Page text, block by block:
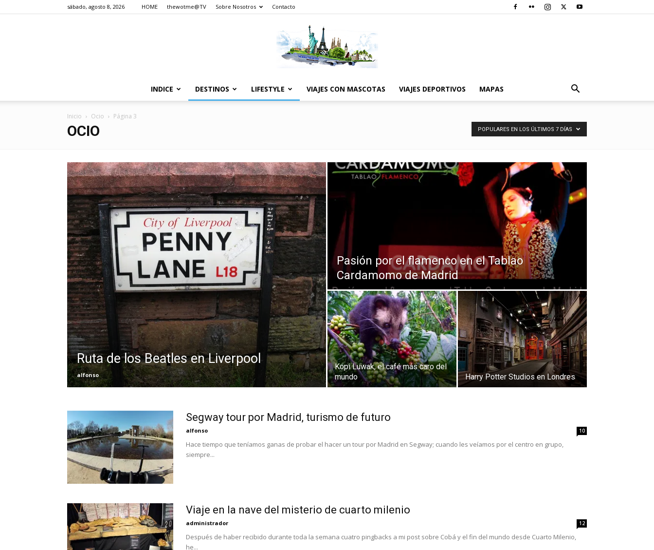
sábado, agosto 8, 2026 HOME thewotme@TV Sobre Nosotros Contacto
The
World
My
Eyes
INDICE DESTINOS LIFESTYLE VIAJES CON MASCOTAS VIAJES DEPORTIVOS MAPAS
Inicio Ocio Página 3
OCIO POPULARES EN LOS ÚLTIMOS 7 DÍAS
Ruta de los Beatles en Liverpool
alfonso
Pasión por el flamenco en el Tablao
Cardamomo de Madrid
Kopi Luwak, el café más caro del
mundo
Harry Potter Studios en Londres
Segway tour por Madrid, turismo de futuro
alfonso 10
Hace tiempo que teníamos ganas de probar el hacer un tour por Madrid en Segway; cuando les veíamos por el centro en grupo,
siempre...
Viaje en la nave del misterio de cuarto milenio
administrador 12
Después de haber recibido durante toda la semana cuatro pingbacks a mi post sobre Cobá y el fin del mundo desde Cuarto Milenio,
he...